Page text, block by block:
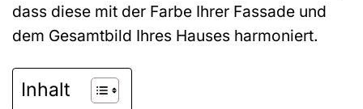
dass diese mit der Farbe Ihrer Fassade und
dem Gesamtbild Ihres Hauses harmoniert.
Inhalt